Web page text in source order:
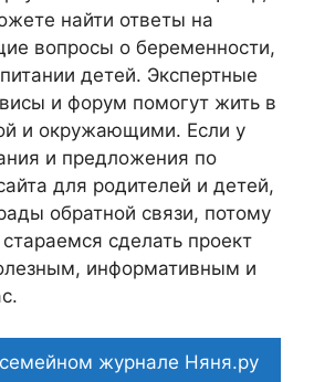
найти ответы на
вопросы о беременности,
детей. Экспертные
и форум помогут жить в
и окружающими. Если у
и предложения по
для родителей и детей,
обратной связи, потому
сделать проект
информативным и
журнале Няня.ру